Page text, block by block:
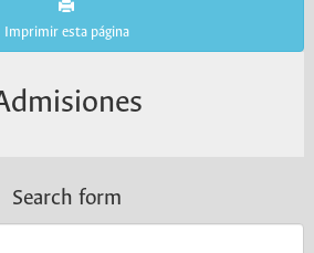
Imprimir esta página
Search form